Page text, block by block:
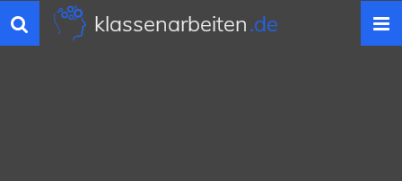
Toggle
navigation
klassenarbeiten.de